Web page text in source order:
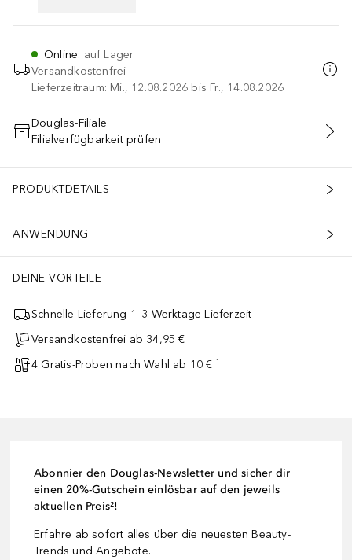
Online: auf Lager
Versandkostenfrei
Lieferzeitraum: Mi., 12.08.2026 bis Fr., 14.08.2026
IN DEN WARENKORB
Douglas-Filiale
Filialverfügbarkeit prüfen
PRODUKTDETAILS
ANWENDUNG
DEINE VORTEILE
Schnelle Lieferung 1–3 Werktage Lieferzeit
Versandkostenfrei ab 34,95 €
4 Gratis-Proben nach Wahl ab 10 € ¹
Abonnier den Douglas-Newsletter und sicher dir
einen 20%-Gutschein einlösbar auf den jeweils
aktuellen Preis²!
Erfahre ab sofort alles über die neuesten Beauty-
Trends und Angebote.